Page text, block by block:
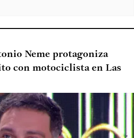
Neme protagoniza
con motociclista en Las